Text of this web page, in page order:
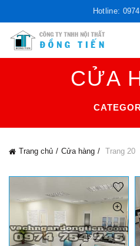
Hotline:
CỬA
Trang chủ Cửa hàng Trang 20